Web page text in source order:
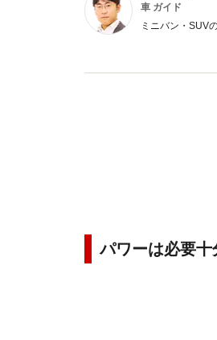
車 ガイド
ミニバン・SUV
パワーは必要十